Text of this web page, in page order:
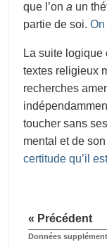
que l’on a un
partie de soi. On
La suite logique
textes religieux
recherches
toucher sans
mental et de
certitude qu’il
« Précédent
Données